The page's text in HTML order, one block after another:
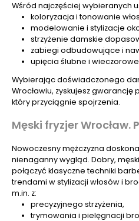
Wśród najczęściej wybieranych
koloryzacja i tonowanie
modelowanie i stylizacje
strzyżenie damskie
zabiegi odbudowujące i
upięcia ślubne i
Wybierając doświadczonego
Wrocławiu, zyskujesz gwarancję
który przyciągnie spojrzenia.
Męski fryzjer Wrocław.
Nowoczesny mężczyzna
nienaganny wygląd. Dobry,
połączyć klasyczne techniki
trendami w stylizacji włosów i
m.in. z:
precyzyjnego strzyżenia,
trymowania i pielęgnacji